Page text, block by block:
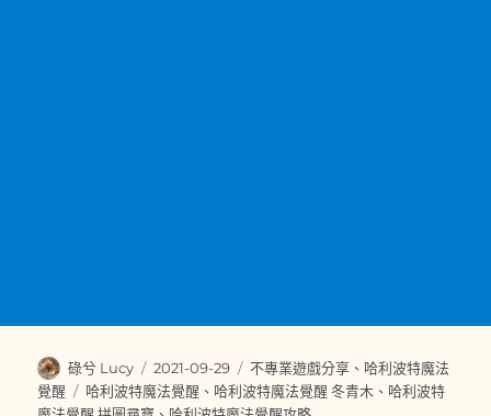
作
者
碌兮 Lucy
發
佈
日
2021-09-29
分
類
不專業遊戲分享 、 哈利波特魔法
覺醒
標
籤
哈利波特魔法覺醒 、 哈利波特魔法覺醒 冬青木 、 哈利波特